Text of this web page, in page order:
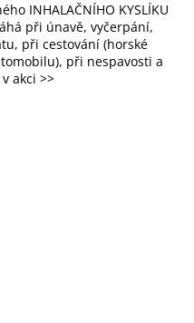
INHALAČNÍHO KYSLÍKU
při únavě, vyčerpání,
při cestování (horské
při nespavosti a
akci >>